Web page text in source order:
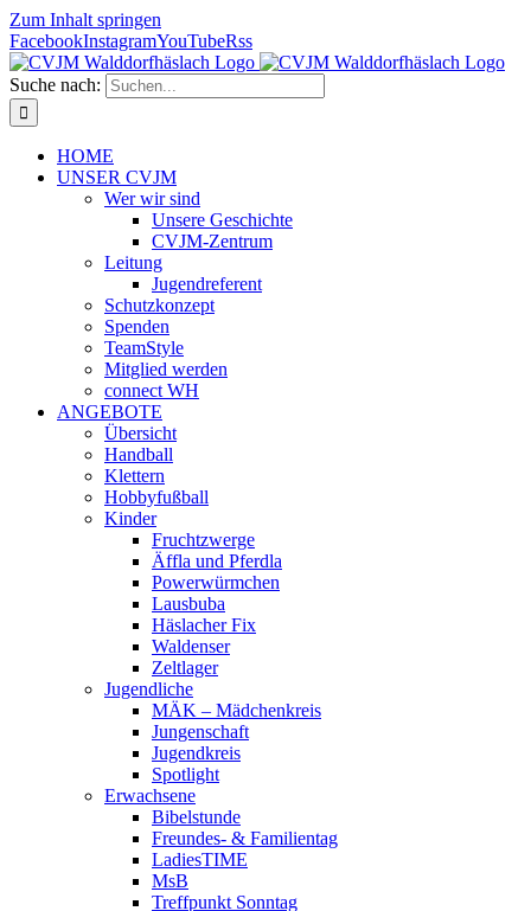
Zum Inhalt springen
FacebookInstagramYouTubeRss
Suche nach:
HOME
UNSER CVJM
Wer wir sind
Unsere Geschichte
CVJM-Zentrum
Leitung
Jugendreferent
Schutzkonzept
Spenden
TeamStyle
Mitglied werden
connect WH
ANGEBOTE
Übersicht
Handball
Klettern
Hobbyfußball
Kinder
Fruchtzwerge
Äffla und Pferdla
Powerwürmchen
Lausbuba
Häslacher Fix
Waldenser
Zeltlager
Jugendliche
MÄK – Mädchenkreis
Jungenschaft
Jugendkreis
Spotlight
Erwachsene
Bibelstunde
Freundes- & Familientag
LadiesTIME
MsB
Treffpunkt Sonntag